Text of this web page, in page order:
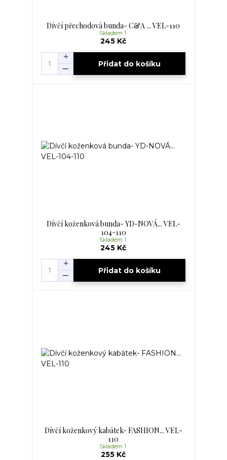
Dívčí přechodová bunda- C&A ... VEL-110
245 Kč
Skladem 1
Přidat do košíku
Dívčí koženková bunda- YD-NOVÁ... VEL-
104-110
245 Kč
Skladem 1
Přidat do košíku
Dívčí koženkový kabátek- FASHION... VEL-
110
255 Kč
Skladem 1